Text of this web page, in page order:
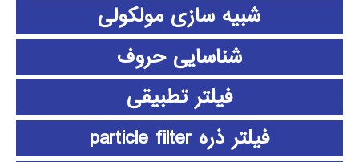
شبیه سازی مولکولی
شناسایی حروف
فیلتر تطبیقی
فیلتر ذره particle filter